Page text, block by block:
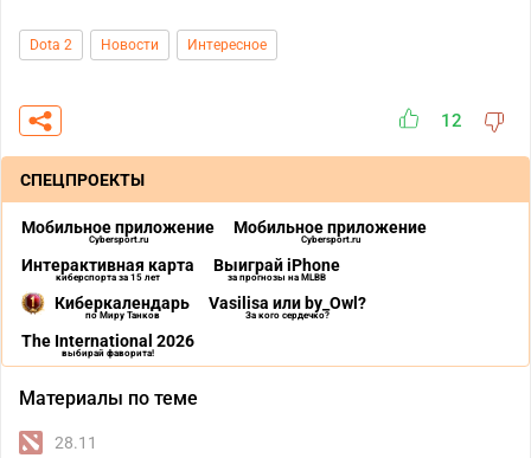
Dota 2 Новости Интересное
12
СПЕЦПРОЕКТЫ
Мобильное приложение
Cybersport.ru
Мобильное приложение
Cybersport.ru
Интерактивная карта
киберспорта за 15 лет
Выиграй iPhone
за прогнозы на MLBB
Киберкалендарь
по Миру Танков
Vasilisa или by_Owl?
За кого сердечко?
The International 2026
выбирай фаворита!
Материалы по теме
28.11